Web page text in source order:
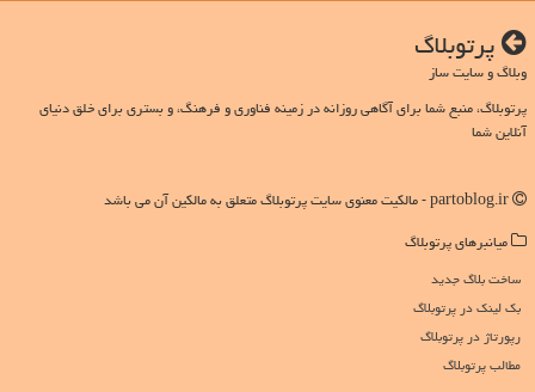
پرتوبلاگ
وبلاگ و سایت ساز
پرتوبلاگ، منبع شما برای آگاهی روزانه در زمینه فناوری و فرهنگ، و بستری برای خلق دنیای
آنلاین شما
میانبرهای پرتوبلاگ
ساخت بلاگ جدید
بک لینک در پرتوبلاگ
رپورتاژ در پرتوبلاگ
مطالب پرتوبلاگ